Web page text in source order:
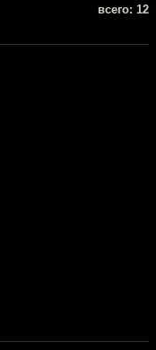
всего: 12